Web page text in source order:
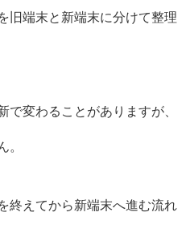
旧端末と新端末に分けて整理
で変わることがありますが、
。
終えてから新端末へ進む流れ